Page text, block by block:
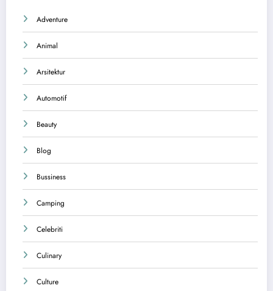
Adventure
Animal
Arsitektur
Automotif
Beauty
Blog
Bussiness
Camping
Celebriti
Culinary
Culture